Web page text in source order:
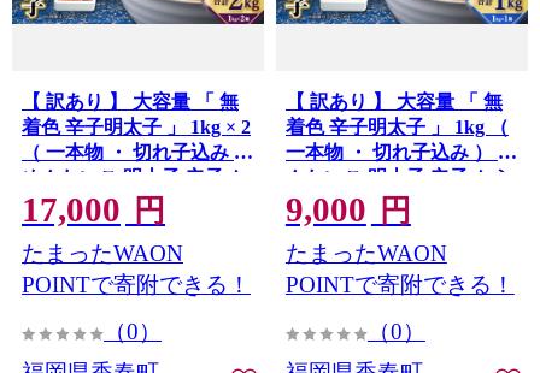
【 訳あり 】 大容量 「 無
着色 辛子明太子 」 1kg × 2
（ 一本物 ・ 切れ子込み ）
めんたいこ 明太子 辛子 か
らしめんたいこ 切れ子 魚
卵 たらこ おつまみ おかず
海鮮 魚介類 魚介
17,000 円
たまったWAON
POINTで寄附できる！
（0）
【 訳あり 】 大容量 「 無
着色 辛子明太子 」 1kg （
一本物 ・ 切れ子込み ） め
んたいこ 明太子 辛子 から
しめんたいこ 切れ子 魚卵
たらこ おつまみ おかず 海
鮮 魚介類 魚介
9,000 円
たまったWAON
POINTで寄附できる！
（0）